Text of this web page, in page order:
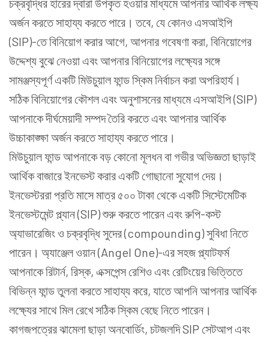
চক্রবৃদ্ধির হারের দ্বারা উপকৃত হওয়ার মাধ্যমে আপনার আর্থিক লক্ষ্য
অর্জন করতে সাহায্য করতে পারে। তবে, যে কোনও এসআইপি
(SIP)-তে বিনিয়োগ করার আগে, আপনার গবেষণা করা, বিনিয়োগের
উদ্দেশ্য বুঝে নেওয়া এবং আপনার বিনিয়োগের লক্ষ্যের সঙ্গে
সামঞ্জস্যপূর্ণ একটি মিউচুয়াল ফান্ড স্কিম নির্বাচন করা অপরিহার্য।
সঠিক বিনিয়োগের কৌশল এবং অনুশাসনের মাধ্যমে এসআইপি (SIP)
আপনাকে দীর্ঘমেয়াদী সম্পদ তৈরি করতে এবং আপনার আর্থিক
উচ্চাকাঙ্ক্ষা অর্জন করতে সাহায্য করতে পারে।
মিউচুয়াল ফান্ড আপনাকে বড় কোনো মূলধন বা গভীর অভিজ্ঞতা ছাড়াই
আর্থিক বাজারে ইনভেস্ট করার একটি গোছানো সুযোগ দেয়।
ইনভেস্টররা প্রতি মাসে মাত্র ৫০০ টাকা থেকে একটি সিস্টেমেটিক
ইনভেস্টমেন্ট প্ল্যান (SIP) শুরু করতে পারেন এবং রুপি-কস্ট
অ্যাভারেজিং ও চক্রবৃদ্ধি সুদের (compounding) সুবিধা নিতে
পারেন। অ্যাঞ্জেল ওয়ান (Angel One)-এর সহজ প্ল্যাটফর্ম
আপনাকে রিটার্ন, রিস্ক, এক্সপেন্স রেশিও এবং রেটিংয়ের ভিত্তিতে
বিভিন্ন ফান্ড তুলনা করতে সাহায্য করে, যাতে আপনি আপনার আর্থিক
লক্ষ্যের সাথে মিল রেখে সঠিক স্কিম বেছে নিতে পারেন।
কাগজপত্রের ঝামেলা ছাড়া অনবোর্ডিং, চটজলদি SIP সেটআপ এবং